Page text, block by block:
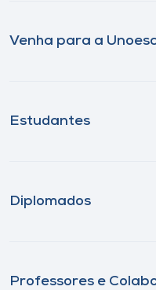
Venha para a Unoesc
Estudantes
Diplomados
Professores e